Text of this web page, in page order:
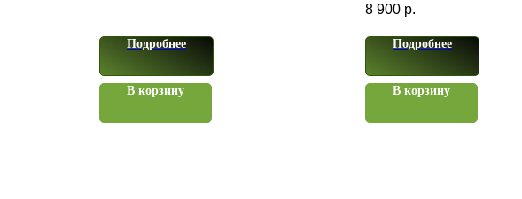
Подробнее
В корзину
8 900 р.
Подробнее
В корзину